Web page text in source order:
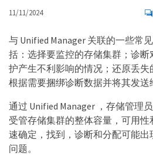
11/11/2024
与 Unified Manager 关联的一些常
括：选择要监控的存储集群；诊
护产生不利影响的情况；还原丢失
根据需要捆绑诊断数据并将其发送
通过 Unified Manager ，存储管理
受管存储集群的整体容量，可用
速确定，找到，诊断和分配可能
问题。